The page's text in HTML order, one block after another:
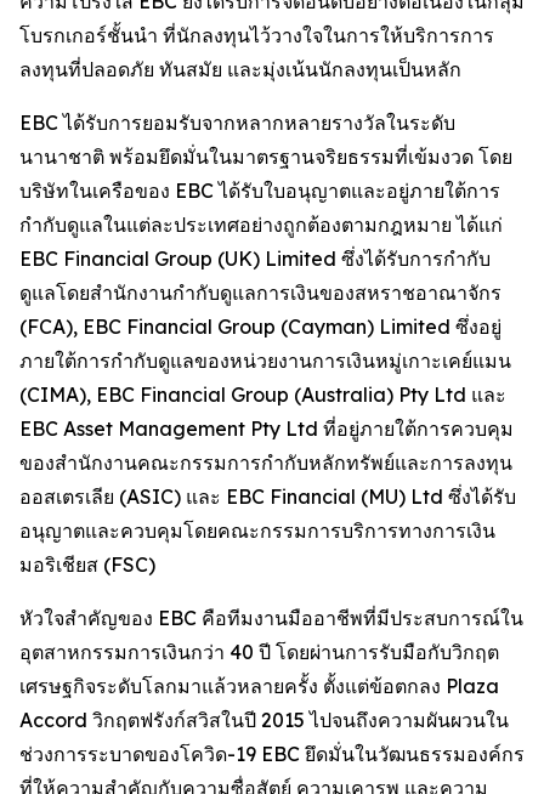
โบรกเกอร์ชั้นนำ ที่นักลงทุนไว้วางใจในการให้บริการการ
ลงทุนที่ปลอดภัย ทันสมัย และมุ่งเน้นนักลงทุนเป็นหลัก
EBC ได้รับการยอมรับจากหลากหลายรางวัลในระดับ
นานาชาติ พร้อมยึดมั่นในมาตรฐานจริยธรรมที่เข้มงวด โดย
บริษัทในเครือของ EBC ได้รับใบอนุญาตและอยู่ภายใต้การ
กำกับดูแลในแต่ละประเทศอย่างถูกต้องตามกฎหมาย ได้แก่
EBC Financial Group (UK) Limited ซึ่งได้รับการกำกับ
ดูแลโดยสำนักงานกำกับดูแลการเงินของสหราชอาณาจักร
(FCA), EBC Financial Group (Cayman) Limited ซึ่งอยู่
ภายใต้การกำกับดูแลของหน่วยงานการเงินหมู่เกาะเคย์แมน
(CIMA), EBC Financial Group (Australia) Pty Ltd และ
EBC Asset Management Pty Ltd ที่อยู่ภายใต้การควบคุม
ของสำนักงานคณะกรรมการกำกับหลักทรัพย์และการลงทุน
ออสเตรเลีย (ASIC) และ EBC Financial (MU) Ltd ซึ่งได้รับ
อนุญาตและควบคุมโดยคณะกรรมการบริการทางการเงิน
มอริเชียส (FSC)
หัวใจสำคัญของ EBC คือทีมงานมืออาชีพที่มีประสบการณ์ใน
อุตสาหกรรมการเงินกว่า 40 ปี โดยผ่านการรับมือกับวิกฤต
เศรษฐกิจระดับโลกมาแล้วหลายครั้ง ตั้งแต่ข้อตกลง Plaza
Accord วิกฤตฟรังก์สวิสในปี 2015 ไปจนถึงความผันผวนใน
ช่วงการระบาดของโควิด-19 EBC ยึดมั่นในวัฒนธรรมองค์กร
ที่ให้ความสำคัญกับความซื่อสัตย์ ความเคารพ และความ